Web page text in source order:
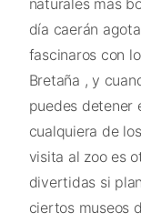
día caerán
fascinaros con
Bretaña , y
puedes detener
cualquiera de
visita al zoo es
divertidas si
ciertos museos